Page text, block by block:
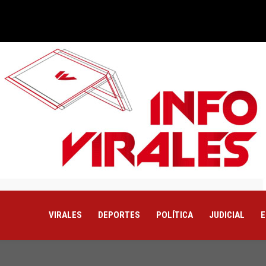
VIRALES DEPORTES POLÍTICA JUDICIAL